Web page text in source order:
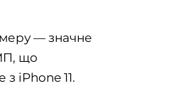
— значне
що
iPhone 11.